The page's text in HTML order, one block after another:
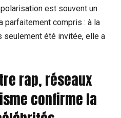
polarisation est souvent un
parfaitement compris : à la
seulement été invitée, elle a
rap, réseaux
confirme la